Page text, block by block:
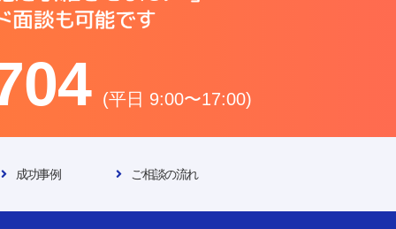
(平日 9:00〜17:00)
成功事例 ご相談の流れ